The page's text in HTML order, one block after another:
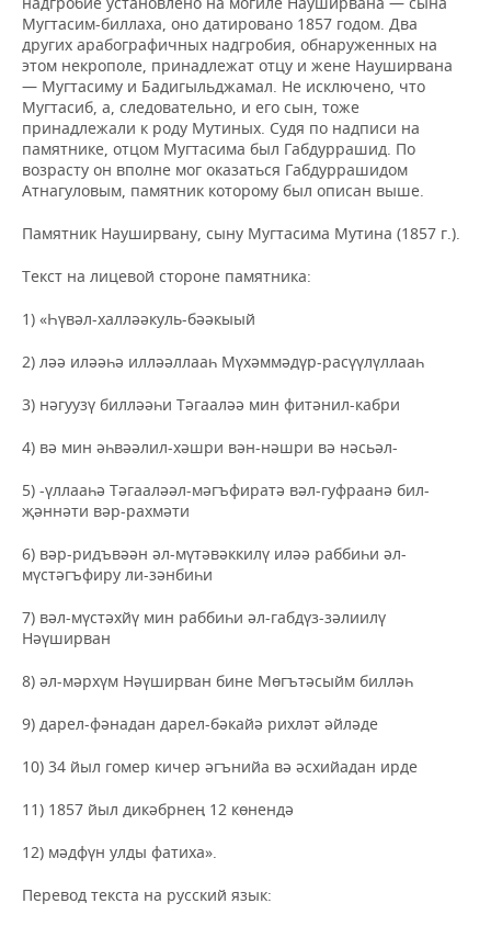
Мугтасим-биллаха, оно датировано 1857 годом. Два
других арабографичных надгробия, обнаруженных на
этом некрополе, принадлежат отцу и жене Науширвана
— Мугтасиму и Бадигыльджамал. Не исключено, что
Мугтасиб, а, следовательно, и его сын, тоже
принадлежали к роду Мутиных. Судя по надписи на
памятнике, отцом Мугтасима был Габдуррашид. По
возрасту он вполне мог оказаться Габдуррашидом
Атнагуловым, памятник которому был описан выше.
Памятник Науширвану, сыну Мугтасима Мутина (1857 г.).
Текст на лицевой стороне памятника:
1) «Һүвәл-халләәкуль-бәәкыый
2) ләә иләәһә илләәллааһ Мүхәммәдүр-расүүлүллааһ
3) нәгуузү билләәһи Тәгааләә мин фитәнил-кабри
4) вә мин әһвәәлил-хәшри вән-нәшри вә нәсьәл-
5) -үллааһә Тәгааләәл-мәгъфиратә вәл-гуфраанә бил-
җәннәти вәр-рахмәти
6) вәр-ридъвәән әл-мүтәвәккилү иләә раббиһи әл-
мүстәгъфиру ли-зәнбиһи
7) вәл-мүстәхйү мин раббиһи әл-габдүз-зәлиилү
Нәүширван
8) әл-мәрхүм Нәүширван бине Мөгътәсыйм билләһ
9) дарел-фәнадан дарел-бәкайә рихләт әйләде
10) 34 йыл гомер кичер әгънийа вә әсхийадан ирде
11) 1857 йыл дикәбрнең 12 көнендә
12) мәдфүн улды фатиха».
Перевод текста на русский язык: